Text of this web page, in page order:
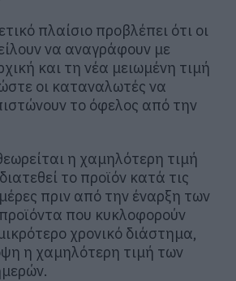
πλαίσιο προβλέπει ότι οι
να αναγράφουν με
και τη νέα μειωμένη τιμή
οι καταναλωτές να
το όφελος από την
η χαμηλότερη τιμή
το προϊόν κατά τις
πριν από την έναρξη των
που κυκλοφορούν
χρονικό διάστημα,
η χαμηλότερη τιμή των